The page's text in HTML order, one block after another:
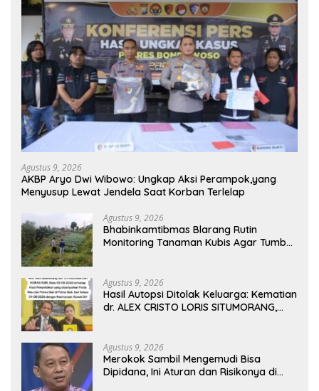
Agustus 9, 2026
AKBP Aryo Dwi Wibowo: Ungkap Aksi Perampok,yang
Menyusup Lewat Jendela Saat Korban Terlelap
Agustus 9, 2026
Bhabinkamtibmas Blarang Rutin
Monitoring Tanaman Kubis Agar Tumbuh
Agustus 9, 2026
Hasil Autopsi Ditolak Keluarga: Kematian
dr. ALEX CRISTO LORIS SITUMORANG,
Agustus 9, 2026
Merokok Sambil Mengemudi Bisa
Dipidana, Ini Aturan dan Risikonya di